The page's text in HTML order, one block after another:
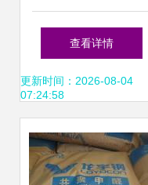
动 此股或成下一
个“四川双马”
查看详情
更新时间：2026-08-04
07:24:58